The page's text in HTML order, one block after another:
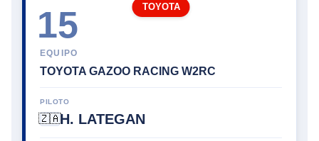
15
EQUIPO
TOYOTA GAZOO RACING W2RC
TOYOTA
PILOTO
🇿🇦H. LATEGAN